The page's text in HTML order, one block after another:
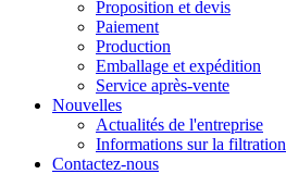
Proposition et devis
Paiement
Production
Emballage et expédition
Service après-vente
Nouvelles
Actualités de l'entreprise
Informations sur la filtration
Contactez-nous